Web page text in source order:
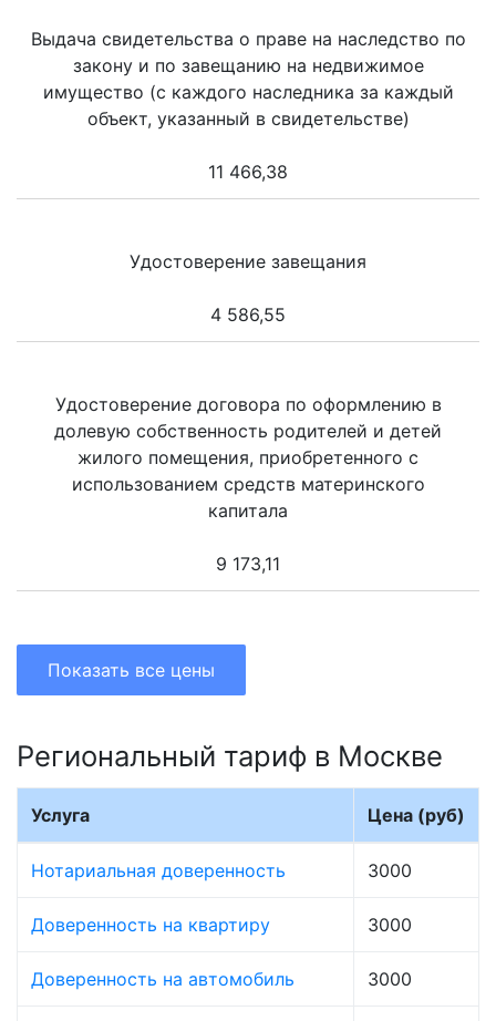
Выдача свидетельства о праве на наследство по
закону и по завещанию на недвижимое
имущество (с каждого наследника за каждый
объект, указанный в свидетельстве)
11 466,38
Удостоверение завещания
4 586,55
Удостоверение договора по оформлению в
долевую собственность родителей и детей
жилого помещения, приобретенного с
использованием средств материнского
капитала
9 173,11
Показать все цены
Региональный тариф в Москве
Услуга Цена (руб)
Нотариальная доверенность 3000
Доверенность на квартиру 3000
Доверенность на автомобиль 3000